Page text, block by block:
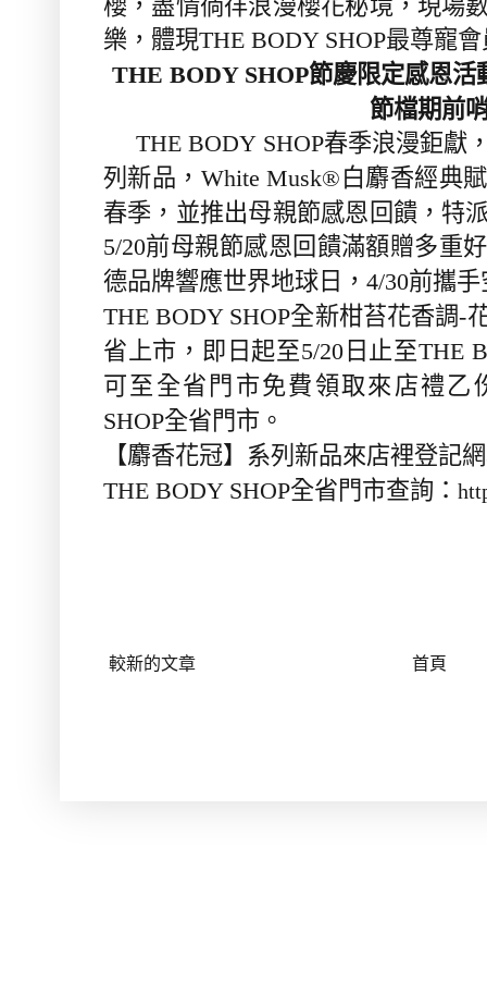
樂，體現THE BODY SHOP最尊寵
THE BODY SHOP節慶限定感恩活
節檔期前
THE BODY SHOP春季浪漫鉅獻
列新品， White Musk® 白麝香經典
春季，並推出母親節感恩回饋，特
5/20前母親節感恩回饋滿額贈多重
德品牌響應世界地球日， 4/30前攜
THE BODY SHOP全新柑苔花香調-
省上市，即日起至5/20 日止至THE
可至全省門市免費領取來店禮乙
SHOP全省門市。
【麝香花冠】系列新品來店裡登記
THE BODY SHOP全省門市查詢：
較新的文章 首頁